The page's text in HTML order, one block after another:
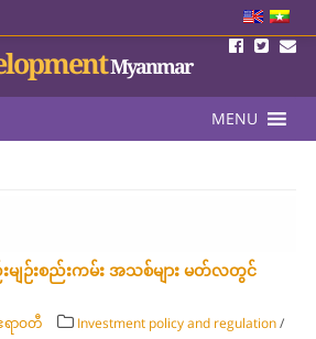
Myanmar
MENU
းမျဉ်းစည်းကမ်း အသစ်များ မတ်လတွင်
ရာဝတီ Investment policy and regulation/